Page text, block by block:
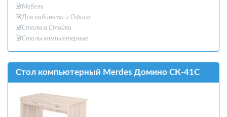
Мебель
Для кабинета и Офиcа
Столы и Стойки
Столы компьютерные
Стол компьютерный Merdes Домино СК-41С